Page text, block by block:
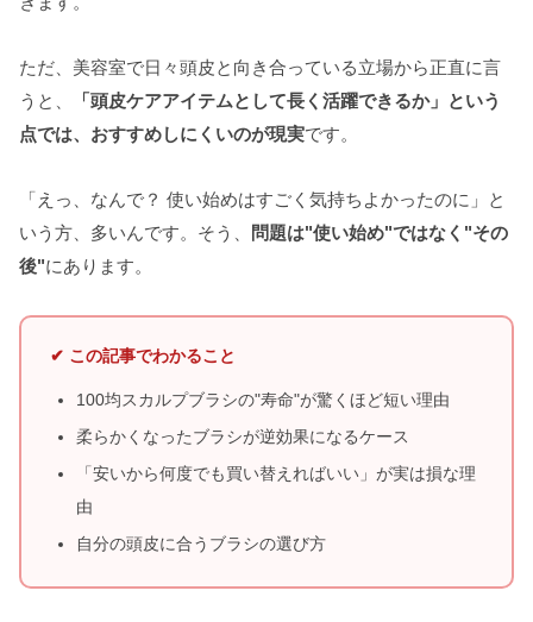
ただ、美容室で日々頭皮と向き合っている立場から正直に言
うと、
「頭皮ケアアイテムとして長く活躍できるか」という
点では、おすすめしにくいのが現実です。
「えっ、なんで？ 使い始めはすごく気持ちよかったのに」と
いう方、多いんです。そう、
問題は"使い始め"ではなく"その
後"にあります。
✔ この記事でわかること
100均スカルプブラシの"寿命"が驚くほど短い理由
柔らかくなったブラシが逆効果になるケース
「安いから何度でも買い替えればいい」が実は損な理
由
自分の頭皮に合うブラシの選び方